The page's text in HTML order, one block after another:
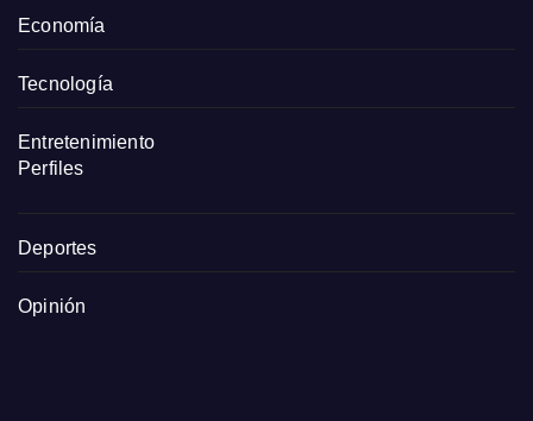
Economía
Tecnología
Entretenimiento
Perfiles
Deportes
Opinión